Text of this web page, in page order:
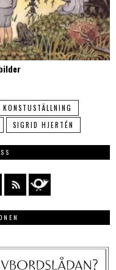
KONSTUSTÄLLNING
SIGRID HJERTÉN